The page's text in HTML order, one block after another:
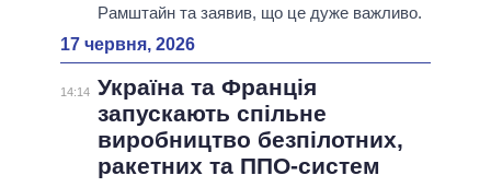
Рамштайн та заявив, що це дуже важливо.
17 червня, 2026
14:14 Україна та Франція
запускають спільне
виробництво безпілотних,
ракетних та ППО-систем